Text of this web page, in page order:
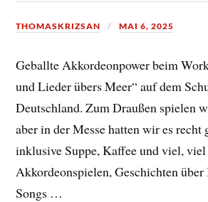
THOMASKRIZSAN MAI 6, 2025
Geballte Akkordeonpower beim
und Lieder übers Meer“ auf dem
Deutschland. Zum Draußen spielen
aber in der Messe hattenwir es recht
inklusive Suppe, Kaffee und viel, viel
Akkordeonspielen, Geschichten
Songs …